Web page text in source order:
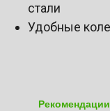
стали
Удобные